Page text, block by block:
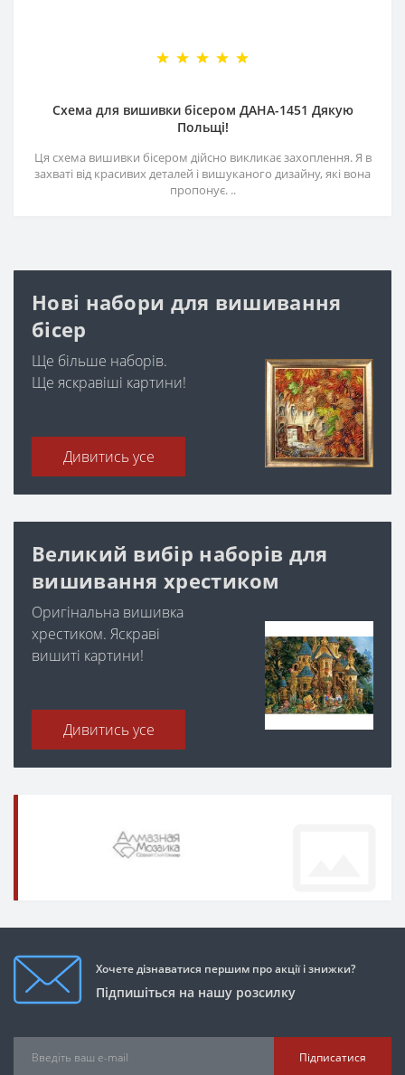
Схема для вишивки бісером ДАНА-1451 Дякую
Польщі!
Ця схема вишивки бісером дійсно викликає захоплення. Я в
захваті від красивих деталей і вишуканого дизайну, які вона
пропонує. ..
Нові набори для вишивання
бісер
Ще більше наборів.
Ще яскравіші картини!
Дивитись усе
Великий вибір наборів для
вишивання хрестиком
Оригінальна вишивка
хрестиком. Яскраві
вишиті картини!
Дивитись усе
Хочете дізнаватися першим про акції і знижки?
Підпишіться на нашу розсилку
Підписатися